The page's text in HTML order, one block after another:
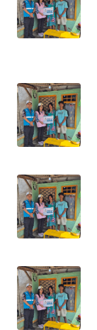
SUMSEL
WN
LAMPUNG
JATENG
WN
NUSANTARA
JOGJA
WN